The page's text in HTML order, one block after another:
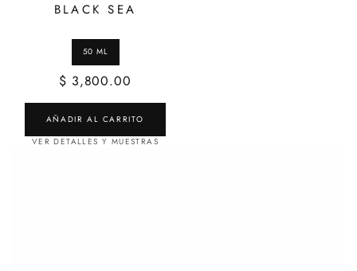
BLACK SEA
$ 3,800.00
AÑADIR AL CARRITO
VER DETALLES Y MUESTRAS